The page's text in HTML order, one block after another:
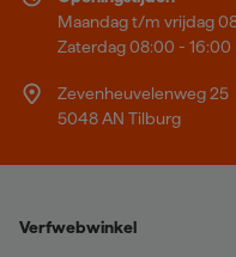
Maandag t/m vrijdag
Zaterdag 08:00 - 16:00
Zevenheuvelenweg 25
5048 AN Tilburg
Verfwebwinkel